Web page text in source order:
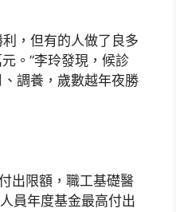
，但有的人做了良多
。”李玲發現，候診
調養，歲數越年夜勝
出限額，職工基礎醫
員年度基金最高付出